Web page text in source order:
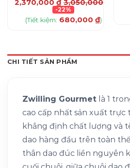
2,370,000 ₫ 3,050,000
-22%
(Tiết kiệm: 680,000 ₫)
CHI TIẾT SẢN PHẨM
Zwilling Gourmet là 1
cao cấp nhất sản xuất trực
khẳng định chất lượng và
dao hàng đầu trên toàn
thân dao đúc liền nguyên